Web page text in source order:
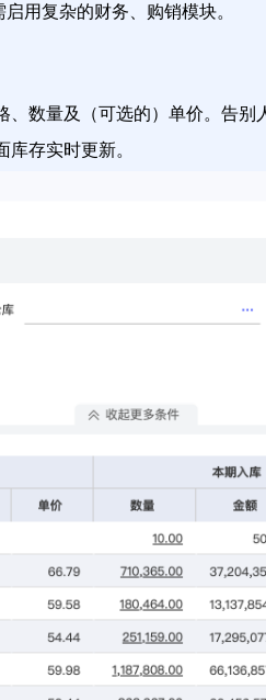
用复杂的财务、购销模块。
数量及（可选的）单价。告别
库存实时更新。